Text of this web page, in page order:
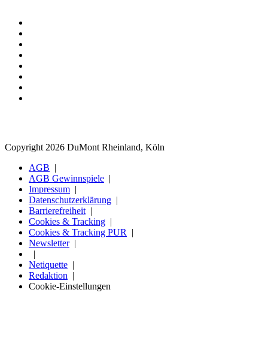
Copyright 2026 DuMont Rheinland, Köln
AGB
AGB Gewinnspiele
Impressum
Datenschutzerklärung
Barrierefreiheit
Cookies & Tracking
Cookies & Tracking PUR
Newsletter
Netiquette
Redaktion
Cookie-Einstellungen